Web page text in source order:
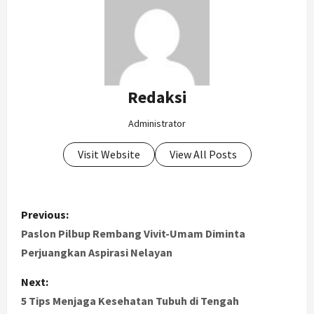
Redaksi
Administrator
Visit Website View All Posts
P
o
t
Previous:
Paslon Pilbup Rembang Vivit-Umam Diminta
Perjuangkan Aspirasi Nelayan
Next:
5 Tips Menjaga Kesehatan Tubuh di Tengah